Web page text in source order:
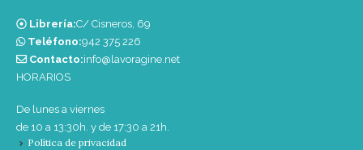
Librería:C/ Cisneros, 69
Teléfono:‭942 375 226‬
Contacto:info@lavoragine.net
HORARIOS
De lunes a viernes
de 10 a 13:30h. y de 17:30 a 21h.
Política de privacidad